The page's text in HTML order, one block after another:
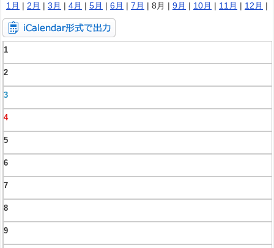
1月 | 2月 | 3月 | 4月 | 5月 | 6月 | 7月 | 8月 | 9月 | 10月 | 11月 | 12月 |
1
2
3
4
5
6
7
8
9